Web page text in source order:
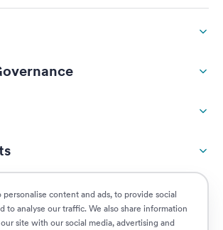
personalise content and ads, to provide social
to analyse our traffic. We also share information
site with our social media, advertising and